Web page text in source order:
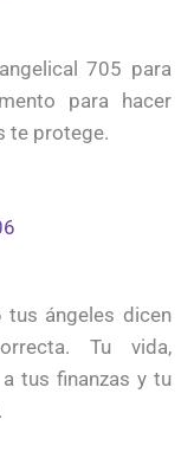
705 para
para hacer
te protege.
tus ángeles dicen
Tu vida,
tus finanzas y tu